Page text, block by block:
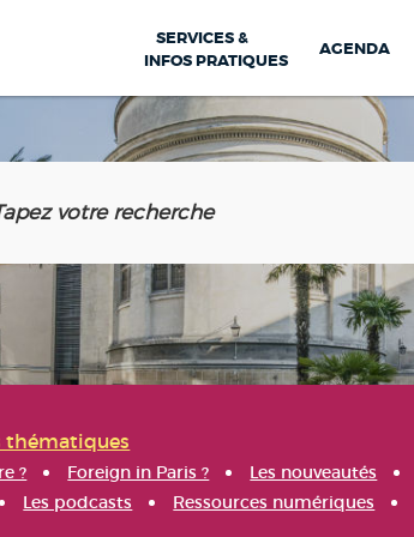
SERVICES &
INFOS PRATIQUES
AGENDA
thématiques
? Foreign in Paris ? Les nouveautés
Les podcasts Ressources numériques